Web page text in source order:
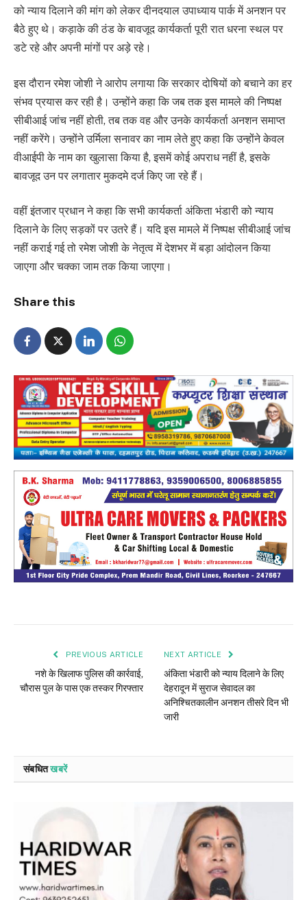
को न्याय दिलाने की मांग को लेकर दीनदयाल उपाध्याय पार्क में अनशन पर
बैठे हुए थे। कड़ाके की ठंड के बावजूद कार्यकर्ता पूरी रात धरना स्थल पर
डटे रहे और अपनी मांगों पर अड़े रहे।
इस दौरान रमेश जोशी ने आरोप लगाया कि सरकार दोषियों को बचाने का हर
संभव प्रयास कर रही है। उन्होंने कहा कि जब तक इस मामले की निष्पक्ष
सीबीआई जांच नहीं होती, तब तक वह और उनके कार्यकर्ता अनशन समाप्त
नहीं करेंगे। उन्होंने उर्मिला सनावर का नाम लेते हुए कहा कि उन्होंने केवल
वीआईपी के नाम का खुलासा किया है, इसमें कोई अपराध नहीं है, इसके
बावजूद उन पर लगातार मुकदमे दर्ज किए जा रहे हैं।
वहीं इंतजार प्रधान ने कहा कि सभी कार्यकर्ता अंकिता भंडारी को न्याय
दिलाने के लिए सड़कों पर उतरे हैं। यदि इस मामले में निष्पक्ष सीबीआई जांच
नहीं कराई गई तो रमेश जोशी के नेतृत्व में देशभर में बड़ा आंदोलन किया
जाएगा और चक्का जाम तक किया जाएगा।
Share this
PREVIOUS ARTICLE
नशे के खिलाफ पुलिस की कार्रवाई,
चौरास पुल के पास एक तस्कर गिरफ्तार
NEXT ARTICLE
अंकिता भंडारी को न्याय दिलाने के लिए
देहरादून में सुराज सेवादल का
अनिश्चितकालीन अनशन तीसरे दिन भी
जारी
संबधितखबरें